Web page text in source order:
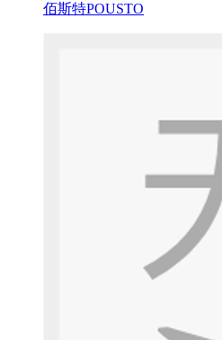
佰斯特POUSTO